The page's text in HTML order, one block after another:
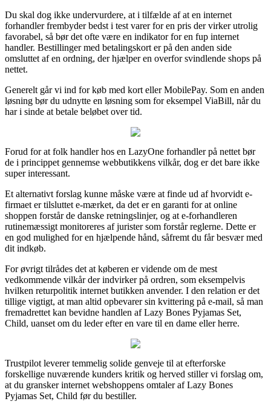
Du skal dog ikke undervurdere, at i tilfælde af at en internet
forhandler frembyder bedst i test varer for en pris der virker utrolig
favorabel, så bør det ofte være en indikator for en fup internet
handler. Bestillinger med betalingskort er på den anden side
omsluttet af en ordning, der hjælper en overfor svindlende shops på
nettet.
Generelt går vi ind for køb med kort eller MobilePay. Som en anden
løsning bør du udnytte en løsning som for eksempel ViaBill, når du
har i sinde at betale beløbet over tid.
Forud for at folk handler hos en LazyOne forhandler på nettet bør
de i princippet gennemse webbutikkens vilkår, dog er det bare ikke
super interessant.
Et alternativt forslag kunne måske være at finde ud af hvorvidt e-
firmaet er tilsluttet e-mærket, da det er en garanti for at online
shoppen forstår de danske retningslinjer, og at e-forhandleren
rutinemæssigt monitoreres af jurister som forstår reglerne. Dette er
en god mulighed for en hjælpende hånd, såfremt du får besvær med
dit indkøb.
For øvrigt tilrådes det at køberen er vidende om de mest
vedkommende vilkår der indvirker på ordren, som eksempelvis
hvilken returpolitik internet butikken anvender. I den relation er det
tillige vigtigt, at man altid opbevarer sin kvittering på e-mail, så man
fremadrettet kan bevidne handlen af Lazy Bones Pyjamas Set,
Child, uanset om du leder efter en vare til en dame eller herre.
Trustpilot leverer temmelig solide genveje til at efterforske
forskellige nuværende kunders kritik og herved stiller vi forslag om,
at du gransker internet webshoppens omtaler af Lazy Bones
Pyjamas Set, Child før du bestiller.